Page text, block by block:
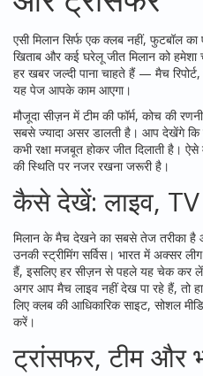
एसी मिलान सिर्फ एक क्लब नहीं, फुटबॉल
खिताब और कई घरेलू जीत मिलान को
हर खबर जल्दी पाना चाहते हैं — मैच
यह पेज आपके काम आएगा।
मौजूदा सीज़न में टीम की फॉर्म, कोच की
सबसे ज्यादा असर डालती है। आप देखेंगे कि
कभी रक्षा मजबूत होकर जीत दिलाती है।
की स्थिति पर नजर रखना जरूरी है।
कैसे देखें: लाइव, TV
मिलान के मैच देखने का सबसे तेज तरीका
उनकी स्ट्रीमिंग सर्विस। भारत में अक्सर
हैं, इसलिए हर सीज़न से पहले यह चेक कर लें
अगर आप मैच लाइव नहीं देख पा रहे हैं, तो
लिए क्लब की आधिकारिक साइट, सोशल
करें।
ट्रांसफर, टीम और